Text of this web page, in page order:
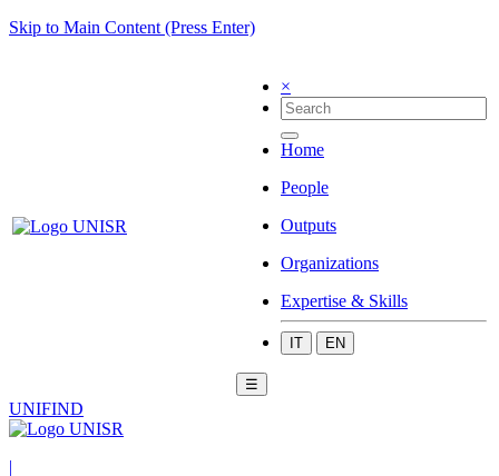
Skip to Main Content (Press Enter)
×
Home
People
Outputs
Organizations
Expertise & Skills
IT EN
☰
UNIFIND
|